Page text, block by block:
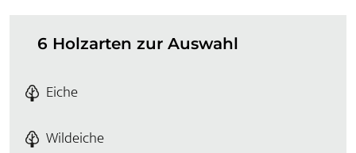
6 Holzarten zur Auswahl
Eiche
Wildeiche